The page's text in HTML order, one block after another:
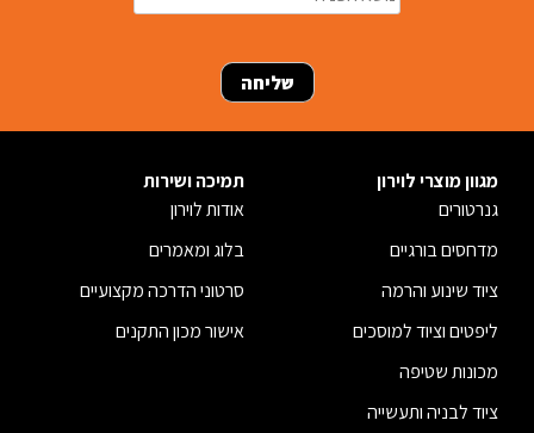
מגוון מוצרי לוירון
גנרטורים
מדחסים בורגיים
ציוד שינוע והרמה
ליפטים וציוד למוסכים
מכונות שטיפה
ציוד לבניה ותעשייה
תמיכה ושירות
אודות לוירון
בלוג ומאמרים
סרטוני הדרכה מקצועיים
אישור מכון התקנים